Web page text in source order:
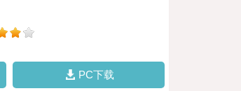
PC下载